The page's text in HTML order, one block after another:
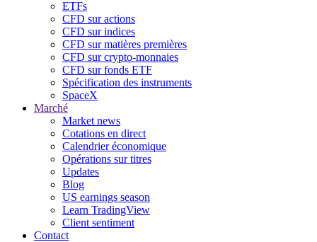
ETFs
CFD sur actions
CFD sur indices
CFD sur matières premières
CFD sur crypto-monnaies
CFD sur fonds ETF
Spécification des instruments
SpaceX
Marché
Market news
Cotations en direct
Calendrier économique
Opérations sur titres
Updates
Blog
US earnings season
Learn TradingView
Client sentiment
Contact